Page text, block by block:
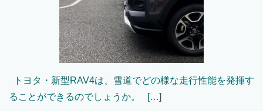
トヨタ・新型RAV4は、雪道でどの様な走行性能を発揮す
ることができるのでしょうか。 […]